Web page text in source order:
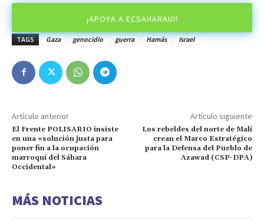
¡APOYA A ECSAHARAUI!
TAGS Gaza genocidio guerra Hamás Israel
Artículo anterior
El Frente POLISARIO insiste
en una «solución justa para
poner fin a la ocupación
marroquí del Sáhara
Occidental»
Artículo siguiente
Los rebeldes del norte de Malí
crean el Marco Estratégico
para la Defensa del Pueblo de
Azawad (CSP-DPA)
MÁS NOTICIAS